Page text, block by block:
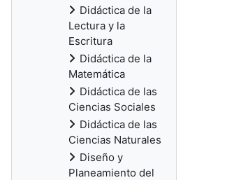
Didáctica de la
Lectura y la
Escritura
Didáctica de la
Matemática
Didáctica de las
Ciencias Sociales
Didáctica de las
Ciencias Naturales
Diseño y
Planeamiento del